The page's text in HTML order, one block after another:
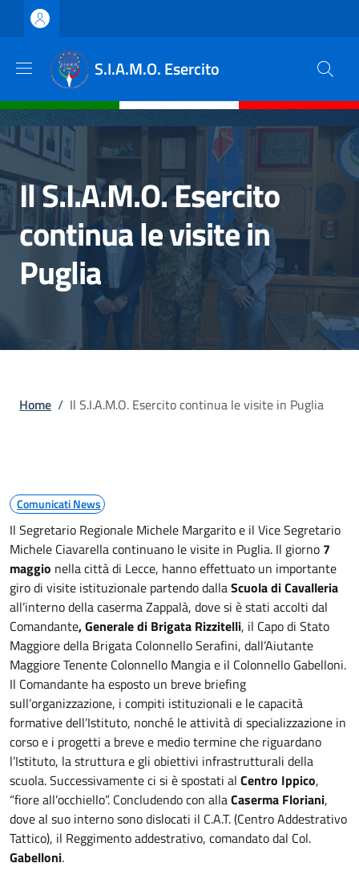
Salta al contenuto principale
Skip to footer content
S.I.A.M.O. Esercito
Il S.I.A.M.O. Esercito
continua le visite in
Puglia
Briciole di pane
Home / Il S.I.A.M.O. Esercito continua le visite in Puglia
Comunicati News
Il Segretario Regionale Michele Margarito e il Vice Segretario
Michele Ciavarella continuano le visite in Puglia. Il giorno 7
maggio nella città di Lecce, hanno effettuato un importante
giro di visite istituzionale partendo dallaScuola di Cavalleria
all’interno della caserma Zappalà, dove si è stati accolti dal
Comandante, Generale di Brigata Rizzitelli, il Capo di Stato
Maggiore della Brigata Colonnello Serafini, dall’Aiutante
Maggiore Tenente Colonnello Mangia e il Colonnello Gabelloni.
Il Comandante ha esposto un breve briefing
sull’organizzazione, i compiti istituzionali e le capacità
formative dell’Istituto, nonché le attività di specializzazione in
corso e i progetti a breve e medio termine che riguardano
l’Istituto, la struttura e gli obiettivi infrastrutturali della
scuola. Successivamente ci si è spostati al Centro Ippico,
“fiore all’occhiello”. Concludendo con allaCaserma Floriani,
dove al suo interno sono dislocati il C.A.T. (Centro Addestrativo
Tattico), il Reggimento addestrativo, comandato dal Col.
Gabelloni.